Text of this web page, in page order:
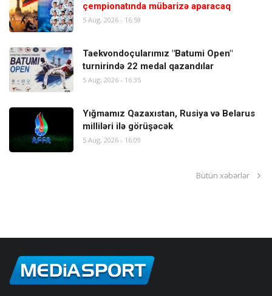
çempionatında mübarizə aparacaq
5 Aug, 2026 - 16:59
Taekvondoçularımız "Batumi Open"
turnirində 22 medal qazandılar
5 Aug, 2026 - 16:35
Yığmamız Qazaxıstan, Rusiya və Belarus
milliləri ilə görüşəcək
5 Aug, 2026 - 16:09
Bütün xəbərlər